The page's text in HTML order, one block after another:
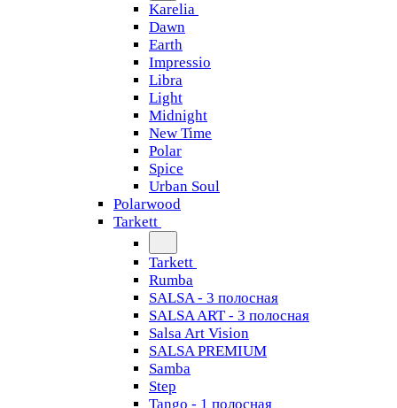
Karelia
Dawn
Earth
Impressio
Libra
Light
Midnight
New Time
Polar
Spice
Urban Soul
Polarwood
Tarkett
Tarkett
Rumba
SALSA - 3 полосная
SALSA ART - 3 полосная
Salsa Art Vision
SALSA PREMIUM
Samba
Step
Tango - 1 полосная